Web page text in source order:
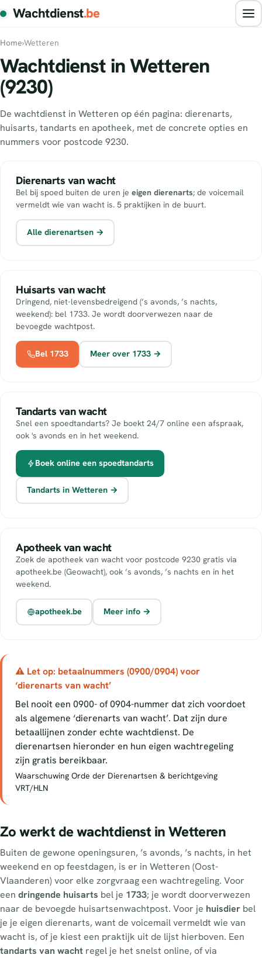
Wachtdienst.be
Home›Wetteren
Wachtdienst in Wetteren
(9230)
De wachtdienst in Wetteren op één pagina: dierenarts,
huisarts, tandarts en apotheek, met de concrete opties en
nummers voor postcode 9230.
Dierenarts van wacht
Bel bij spoed buiten de uren je eigen dierenarts; de voicemail
vermeldt wie van wacht is. 5 praktijken in de buurt.
Alle dierenartsen →
Huisarts van wacht
Dringend, niet-levensbedreigend (’s avonds, ’s nachts,
weekend): bel 1733. Je wordt doorverwezen naar de
bevoegde wachtpost.
Bel 1733 Meer over 1733 →
Tandarts van wacht
Snel een spoedtandarts? Je boekt 24/7 online een afspraak,
ook 's avonds en in het weekend.
Boek online een spoedtandarts
Tandarts in Wetteren →
Apotheek van wacht
Zoek de apotheek van wacht voor postcode 9230 gratis via
apotheek.be (Geowacht), ook ’s avonds, ’s nachts en in het
weekend.
apotheek.be Meer info →
⚠ Let op: betaalnummers (0900/0904) voor
‘dierenarts van wacht’
Bel nooit een 0900- of 0904-nummer dat zich voordoet
als algemene ‘dierenarts van wacht’. Dat zijn dure
betaallijnen zonder echte wachtdienst. De
dierenartsen hieronder en hun eigen wachtregeling
zijn gratis bereikbaar.
Waarschuwing Orde der Dierenartsen & berichtgeving
VRT/HLN
Zo werkt de wachtdienst in Wetteren
Buiten de gewone openingsuren, ’s avonds, ’s nachts, in het
weekend en op feestdagen, is er in Wetteren (Oost-
Vlaanderen) voor elke zorgvraag een wachtregeling. Voor
een dringende huisarts bel je 1733; je wordt doorverwezen
naar de bevoegde huisartsenwachtpost. Voor je huisdier bel
je je eigen dierenarts, want de voicemail vermeldt wie van
wacht is, of je kiest een praktijk uit de lijst hierboven. Een
tandarts van wacht regel je het snelst online, of via